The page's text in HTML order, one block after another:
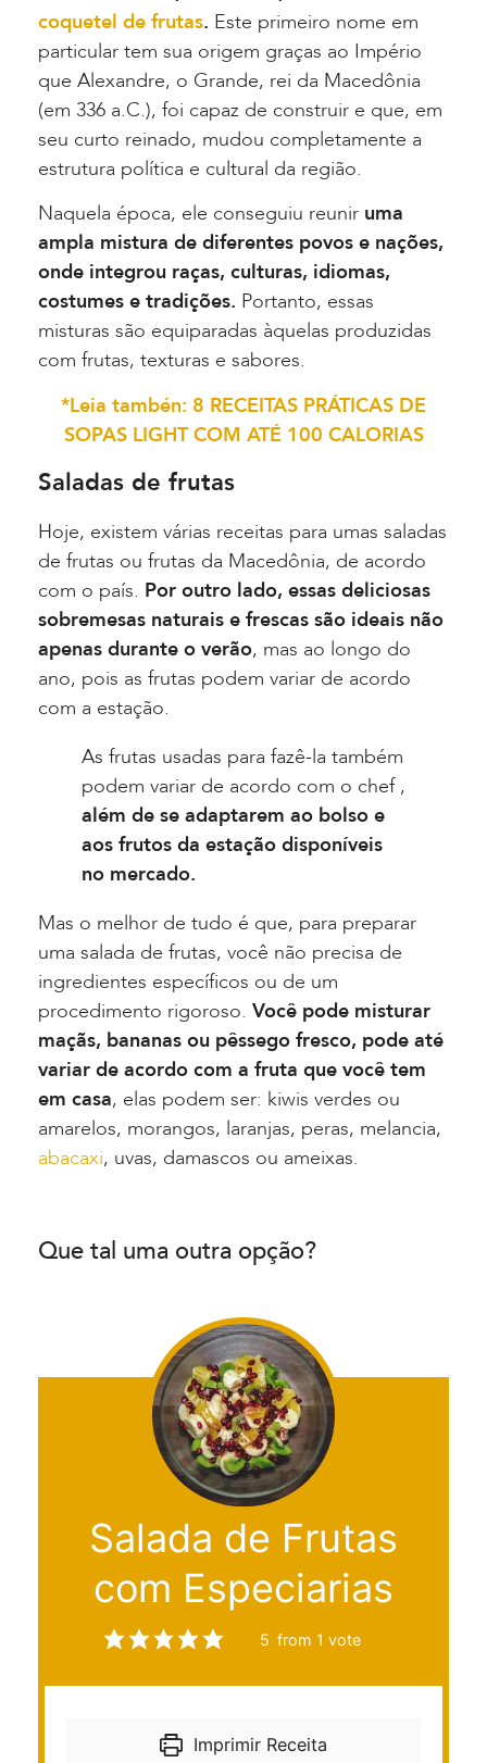
coquetel de frutas. Este primeiro nome em
particular tem sua origem graças ao Império
que Alexandre, o Grande, rei da Macedônia
(em 336 a.C.), foi capaz de construir e que, em
seu curto reinado, mudou completamente a
estrutura política e cultural da região.
Naquela época, ele conseguiu reunir uma
ampla mistura de diferentes povos e nações,
onde integrou raças, culturas, idiomas,
costumes e tradições. Portanto, essas
misturas são equiparadas àquelas produzidas
com frutas, texturas e sabores.
*Leia tambén: 8 RECEITAS PRÁTICAS DE
SOPAS LIGHT COM ATÉ 100 CALORIAS
Saladas de frutas
Hoje, existem várias receitas para umas saladas
de frutas ou frutas da Macedônia, de acordo
com o país. Por outro lado, essas deliciosas
sobremesas naturais e frescas são ideais não
apenas durante o verão, mas ao longo do
ano, pois as frutas podem variar de acordo
com a estação.
As frutas usadas para fazê-la também
podem variar de acordo com o chef ,
além de se adaptarem ao bolso e
aos frutos da estação disponíveis
no mercado.
Mas o melhor de tudo é que, para preparar
uma salada de frutas, você não precisa de
ingredientes específicos ou de um
procedimento rigoroso. Você pode misturar
maçãs, bananas ou pêssego fresco, pode até
variar de acordo com a fruta que você tem
em casa, elas podem ser: kiwis verdes ou
amarelos, morangos, laranjas, peras, melancia,
abacaxi, uvas, damascos ou ameixas.
Que tal uma outra opção?
Salada de Frutas
com Especiarias
5 from 1 vote
Imprimir Receita